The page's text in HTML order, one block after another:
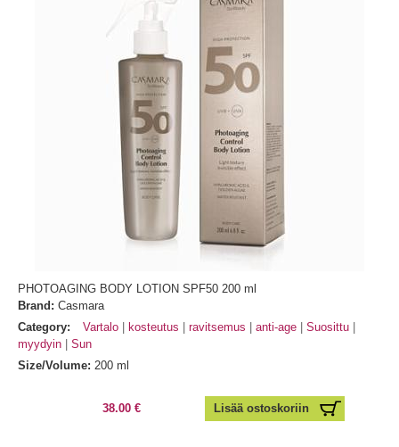
PHOTOAGING BODY LOTION SPF50 200 ml
Brand: Casmara
Category:
Vartalo kosteutus ravitsemus anti-age
Suosittu
myydyin
Sun
Size/Volume: 200 ml
38.00 €